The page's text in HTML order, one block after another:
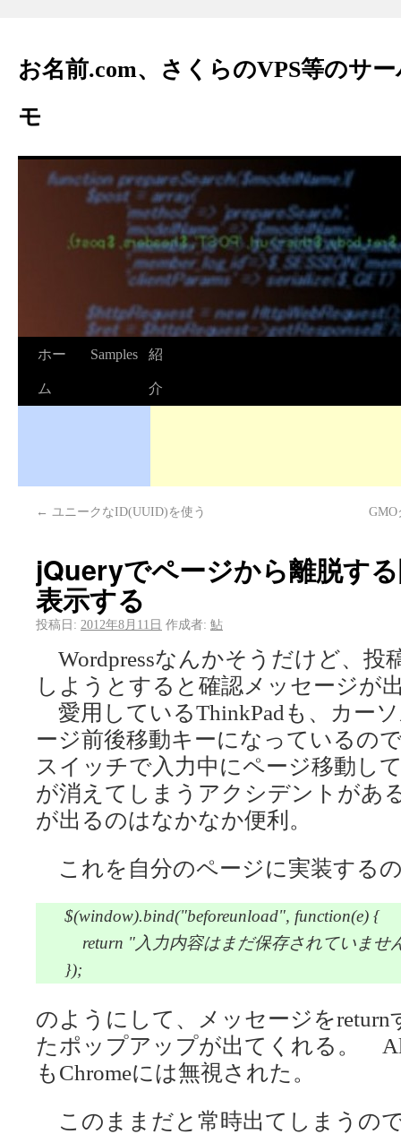
お名前.com、さくらのVPS等のサ
モ
ホー
ム
Samples 紹
介
← ユニークなID(UUID)を使う
jQueryでページから離脱す
表示する
投稿日: 2012年8月11日 作成者: 鮎
Wordpressなんかそうだけど、投
しようとすると確認メッセージが
愛用しているThinkPadも、カー
ージ前後移動キーになっているの
スイッチで入力中にページ移動し
が消えてしまうアクシデントがあ
が出るのはなかなか便利。
これを自分のページに実装する
$(window).bind("beforeunload", function(e) {
return "入力内容はまだ保存されていませ
});
のようにして、メッセージを
たポップアップが出てくれる。
もChromeには無視された。
このままだと常時出てしまうの